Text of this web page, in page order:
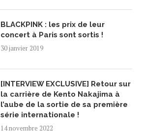
BLACKPINK : les prix de leur
concert à Paris sont sortis !
30 janvier 2019
[INTERVIEW EXCLUSIVE] Retour sur
la carrière de Kento Nakajima à
l’aube de la sortie de sa première
série internationale !
14 novembre 2022